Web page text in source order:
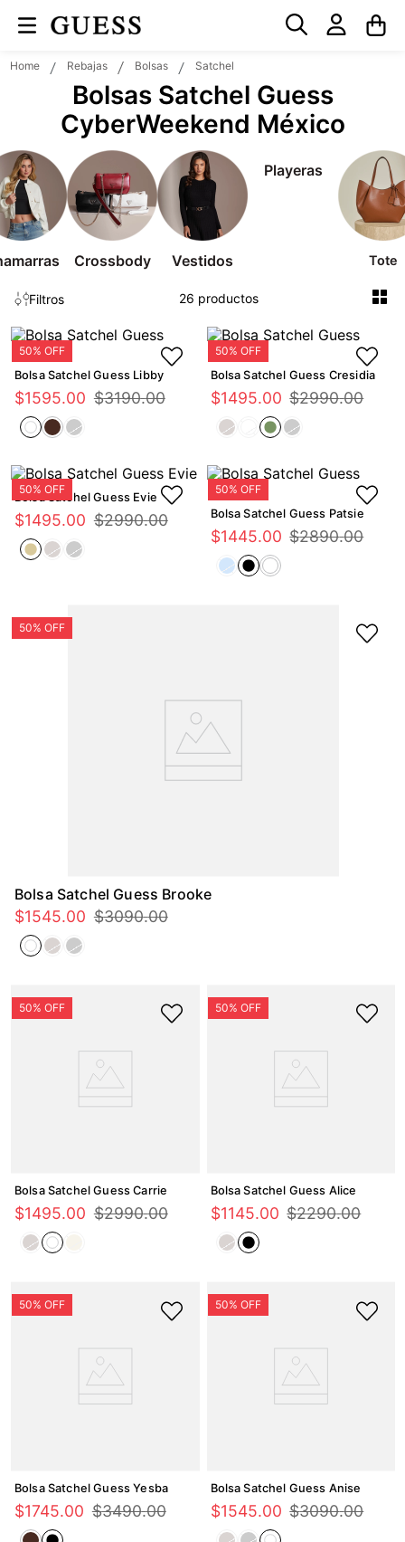
Rebajas Bolsas Satchel
Bolsas Satchel Guess
CyberWeekend México
Filtros 26
Bolsa Satchel Guess Libby
$1595.00 $3190.00
Bolsa Satchel Guess Cresidia
$1495.00 $2990.00
Bolsa Satchel Guess Evie
$1495.00 $2990.00 Bolsa Satchel Guess Patsie
$1445.00 $2890.00
Bolsa Satchel Guess Brooke
$1545.00 $3090.00
Bolsa Satchel Guess Carrie
$1495.00 $2990.00
Bolsa Satchel Guess Alice
$1145.00 $2290.00
Bolsa Satchel Guess Yesba
$1745.00 $3490.00
Bolsa Satchel Guess Anise
$1545.00 $3090.00